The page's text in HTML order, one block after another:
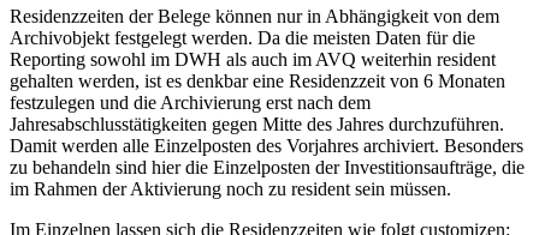
Residenzzeiten der Belege können nur in Abhängigkeit von dem
Archivobjekt festgelegt werden. Da die meisten Daten für die
Reporting sowohl im DWH als auch im AVQ weiterhin resident
gehalten werden, ist es denkbar eine Residenzzeit von 6 Monaten
festzulegen und die Archivierung erst nach dem
Jahresabschlusstätigkeiten gegen Mitte des Jahres durchzuführen.
Damit werden alle Einzelposten des Vorjahres archiviert. Besonders
zu behandeln sind hier die Einzelposten der Investitionsaufträge, die
im Rahmen der Aktivierung noch zu resident sein müssen.
Im Einzelnen lassen sich die Residenzzeiten wie folgt customizen: